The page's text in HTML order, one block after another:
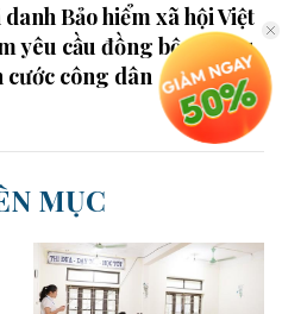
danh Bảo hiểm xã hội Việt
yêu cầu đồng bộ dữ liệu
cước công dân
MỤC